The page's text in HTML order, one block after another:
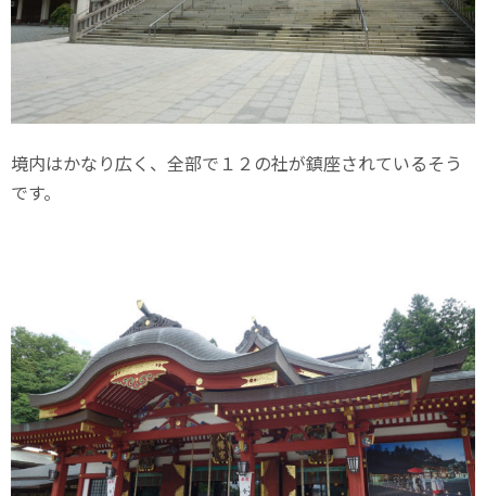
境内はかなり広く、全部で１２の社が鎮座されているそう
です。